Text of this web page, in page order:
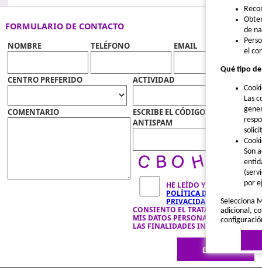
FORMULARIO DE CONTACTO
NOMBRE TELÉFONO EMAIL
CENTRO PREFERIDO ACTIVIDAD
COMENTARIO
ESCRIBE EL CÓDIGO
ANTISPAM
HE LEÍDO Y ACEPTO LA
POLÍTICA DE
PRIVACIDAD
CONSIENTO EL TRATAMIENTO DE
MIS DATOS PERSONALES PARA
LAS FINALIDADES INDICADAS.
de
el
Qué tipo
Las
Son
por
Selecciona
adicional,